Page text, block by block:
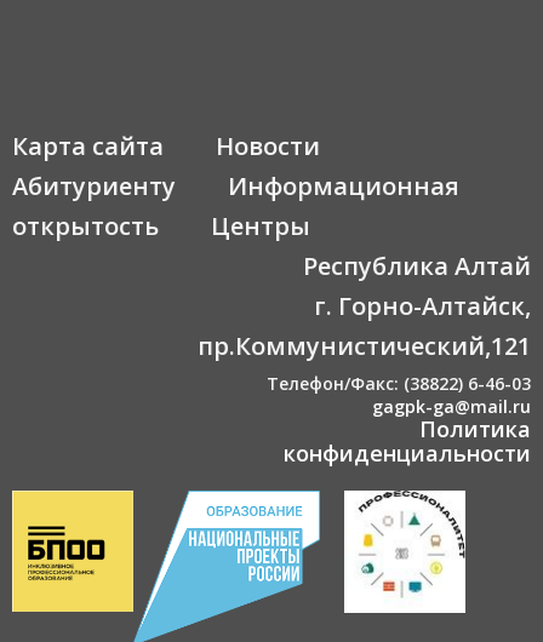
Карта сайта
Новости
Абитуриенту
Информационная
открытость
Центры
Республика Алтай
г. Горно-Алтайск,
пр.Коммунистический,121
Телефон/Факс: (38822) 6-46-03
gagpk-ga@mail.ru
Политика
конфиденциальности